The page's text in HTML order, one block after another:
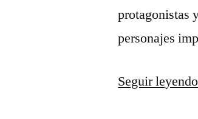
protagonistas
personajes
Seguir leyendo